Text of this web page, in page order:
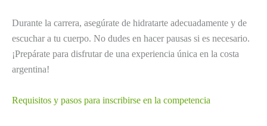
Durante la carrera, asegúrate de hidratarte adecuadamente y de
escuchar a tu cuerpo. No dudes en hacer pausas si es necesario.
¡Prepárate para disfrutar de una experiencia única en la costa
argentina!
Requisitos y pasos para inscribirse en la competencia